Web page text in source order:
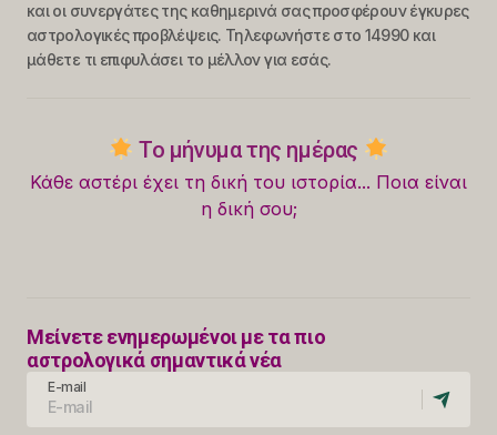
και οι συνεργάτες της καθημερινά σας προσφέρουν έγκυρες
αστρολογικές προβλέψεις. Τηλεφωνήστε στο 14990 και
μάθετε τι επιφυλάσει το μέλλον για εσάς.
Το μήνυμα της ημέρας
Κάθε αστέρι έχει τη δική του ιστορία... Ποια είναι
η δική σου;
Μείνετε ενημερωμένοι με τα πιο
αστρολογικά σημαντικά νέα
E-mail